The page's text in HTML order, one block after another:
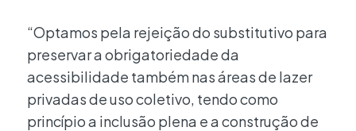
“Optamos pela rejeição do substitutivo para
preservar a obrigatoriedade da
acessibilidade também nas áreas de lazer
privadas de uso coletivo, tendo como
princípio a inclusão plena e a construção de